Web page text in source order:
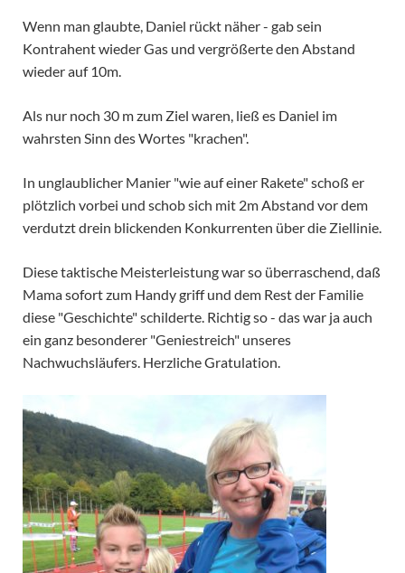
Wenn man glaubte, Daniel rückt näher - gab sein
Kontrahent wieder Gas und vergrößerte den Abstand
wieder auf 10m.
Als nur noch 30 m zum Ziel waren, ließ es Daniel im
wahrsten Sinn des Wortes "krachen".
In unglaublicher Manier "wie auf einer Rakete" schoß er
plötzlich vorbei und schob sich mit 2m Abstand vor dem
verdutzt drein blickenden Konkurrenten über die Ziellinie.
Diese taktische Meisterleistung war so überraschend, daß
Mama sofort zum Handy griff und dem Rest der Familie
diese "Geschichte" schilderte. Richtig so - das war ja auch
ein ganz besonderer "Geniestreich" unseres
Nachwuchsläufers. Herzliche Gratulation.